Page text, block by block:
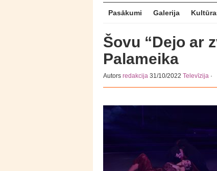
Pasākumi Galerija
Šovu “Dejo ar
Palameika
Autors redakcija 31/10/2022 Televīzija ·